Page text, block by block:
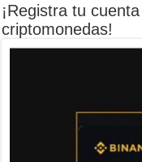
¡Registra tu
criptomonedas!